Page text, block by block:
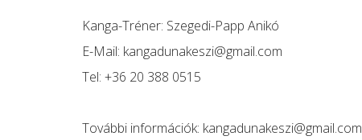
Kanga-Tréner: Szegedi-Papp Anikó
E-Mail: kangadunakeszi@gmail.com
Tel: +36 20 388 0515
További információk: kangadunakeszi@gmail.com